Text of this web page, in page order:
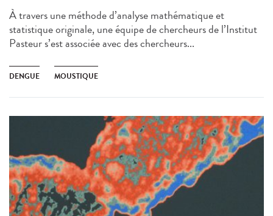
À travers une méthode d’analyse mathématique et
statistique originale, une équipe de chercheurs de l’Institut
Pasteur s’est associée avec des chercheurs...
DENGUE MOUSTIQUE